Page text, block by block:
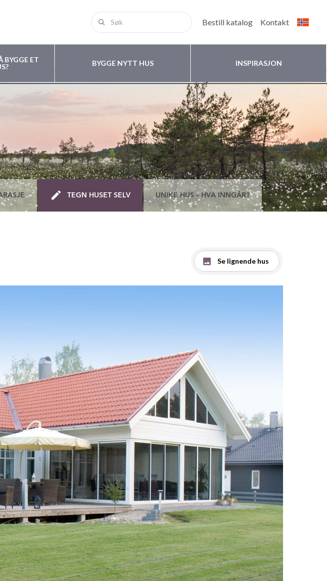
Bestill katalog Kontakt
BYGGE ET
BYGGE NYTT HUS INSPIRASJON
TEGN HUSET SELV UNIKE HUS – HVA INNGÅR?
Se lignende hus